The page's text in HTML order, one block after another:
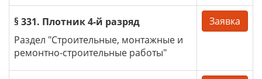
§ 331. Плотник 4-й разряд
Раздел "Строительные, монтажные и
ремонтно-строительные работы"
Заявка